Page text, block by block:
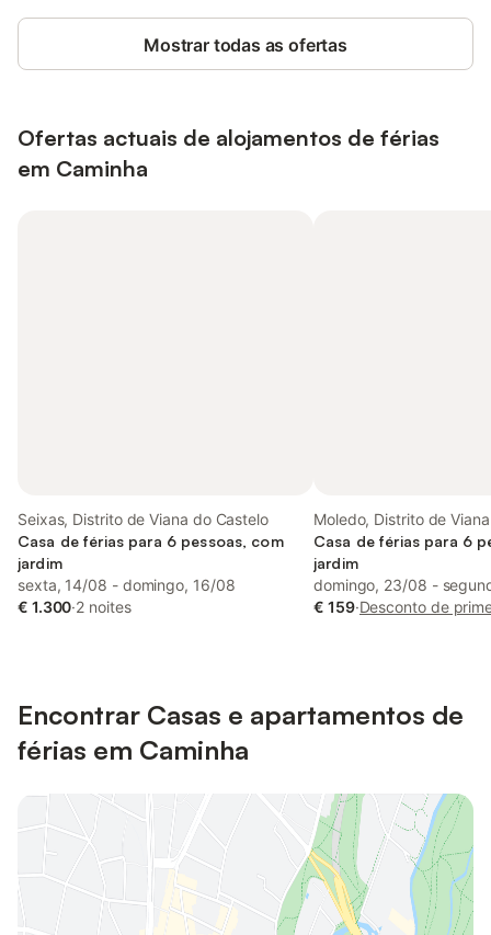
Mostrar todas as ofertas
Ofertas actuais de alojamentos de férias
em Caminha
Seixas, Distrito de Viana do Castelo
Casa de férias para 6 pessoas, com
jardim
sexta, 14/08 - domingo, 16/08
€ 1.300·2 noites
Moledo, Distrito de
Casa de férias para 6
jardim
domingo, 23/08 -
€ 159·Desconto de
Encontrar Casas e apartamentos de
férias em Caminha